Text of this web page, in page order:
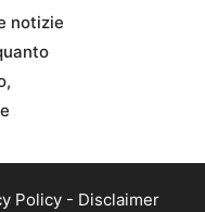
notizie
Policy - Disclaimer